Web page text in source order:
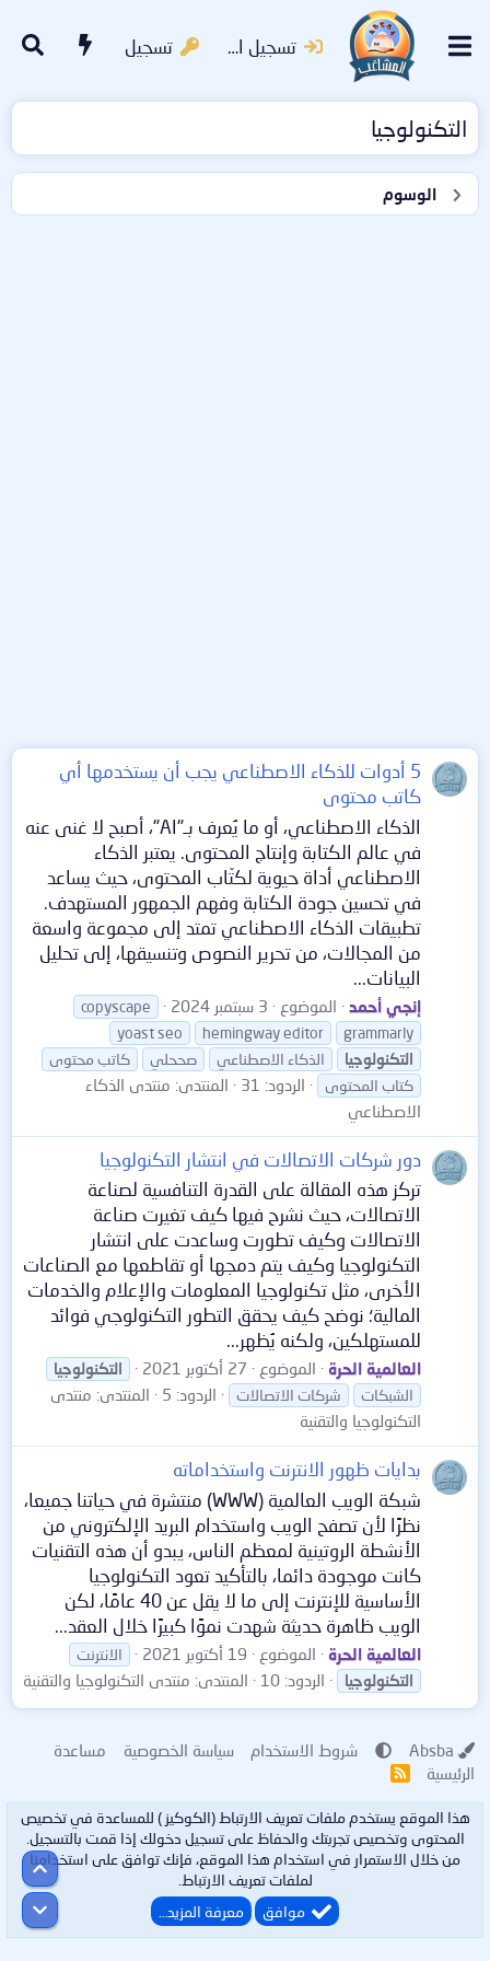
تسجيل الدخول تسجيل
التكنولوجيا
الوسوم
5 أدوات للذكاء الاصطناعي يجب أن يستخدمها أي
كاتب محتوى
الذكاء الاصطناعي، أو ما يُعرف بـ"AI"، أصبح لا غنى عنه
في عالم الكتابة وإنتاج المحتوى. يعتبر الذكاء
الاصطناعي أداة حيوية لكتّاب المحتوى، حيث يساعد
في تحسين جودة الكتابة وفهم الجمهور المستهدف.
تطبيقات الذكاء الاصطناعي تمتد إلى مجموعة واسعة
من المجالات، من تحرير النصوص وتنسيقها، إلى تحليل
البيانات...
إنجي أحمد الموضوع 3 سبتمبر 2024
copyscape
grammarly
hemingway editor
yoast seo
التكنولوجيا
الذكاء الاصطناعي صححلي
كاتب محتوى
كتاب المحتوى
الردود: 31 المنتدى: منتدى الذكاء
الاصطناعي
دور شركات الاتصالات في انتشار التكنولوجيا
تركز هذه المقالة على القدرة التنافسية لصناعة
الاتصالات، حيث نشرح فيها كيف تغيرت صناعة
الاتصالات وكيف تطورت وساعدت على انتشار
التكنولوجيا وكيف يتم دمجها أو تقاطعها مع الصناعات
الأخرى، مثل تكنولوجيا المعلومات والإعلام والخدمات
المالية؛ نوضح كيف يحقق التطور التكنولوجي فوائد
للمستهلكين، ولكنه يُظهر...
العالمية الحرة الموضوع 27 أكتوبر 2021
التكنولوجيا
الشبكات
شركات الاتصالات الردود: 5 المنتدى: منتدى
التكنولوجيا والتقنية
بدايات ظهور الانترنت واستخداماته
شبكة الويب العالمية (WWW) منتشرة في حياتنا جميعا،
نظرًا لأن تصفح الويب واستخدام البريد الإلكتروني من
الأنشطة الروتينية لمعظم الناس، يبدو أن هذه التقنيات
كانت موجودة دائما، بالتأكيد تعود التكنولوجيا
الأساسية للإنترنت إلى ما لا يقل عن 40 عامًا، لكن
الويب ظاهرة حديثة شهدت نموًا كبيرًا خلال العقد...
العالمية الحرة الموضوع 19 أكتوبر 2021
الانترنت
التكنولوجيا
الردود: 10 المنتدى: منتدى التكنولوجيا والتقنية
شروط الاستخدام سياسة الخصوصية
مساعدة
الرئيسية
R
هذا الموقع يستخدم ملفات تعريف الارتباط (الكوكيز ) للمساعدة في تخصيص
المحتوى وتخصيص تجربتك والحفاظ على تسجيل دخولك إذا قمت بالتسجيل.
من خلال الاستمرار في استخدام هذا الموقع، فإنك توافق على استخدامنا
لملفات تعريف الارتباط.
موافق
معرفة المزيد…
أعلى